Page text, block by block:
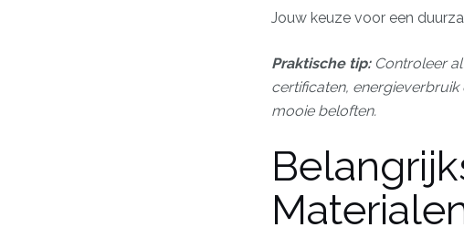
Jouw keuze voor een
Praktische tip: Controleer
certificaten, energieverbruik
mooie beloften.